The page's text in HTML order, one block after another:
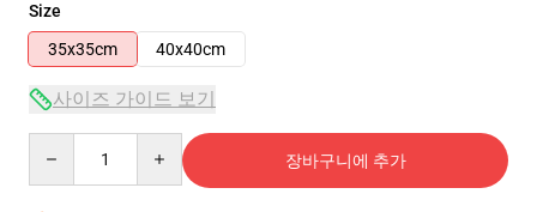
Size
35x35cm
40x40cm
사이즈 가이드 보기
장바구니에 추가